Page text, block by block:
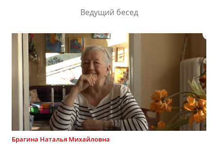
Ведущий бесед
Брагина Наталья Михайловна